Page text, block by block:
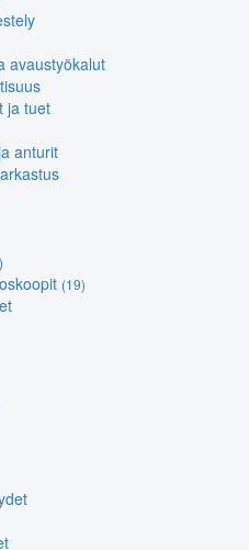
avaustyökalut
ja tuet
anturit
(19)